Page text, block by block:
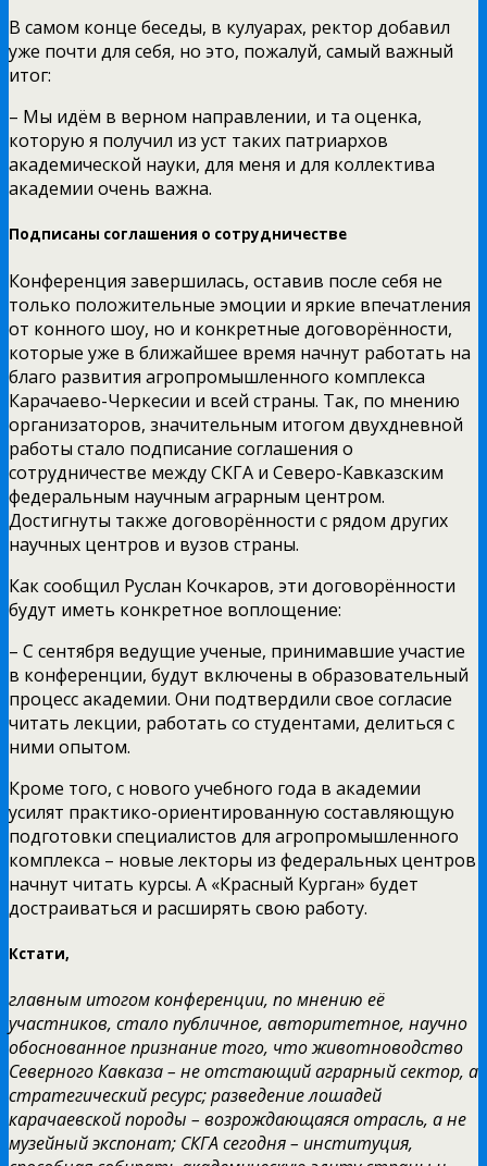
В самом конце беседы, в кулуарах, ректор добавил
уже почти для себя, но это, пожалуй, самый важный
итог:
– Мы идём в верном направлении, и та оценка,
которую я получил из уст таких патриархов
академической науки, для меня и для коллектива
академии очень важна.
Подписаны соглашения о сотрудничестве
Конференция завершилась, оставив после себя не
только положительные эмоции и яркие впечатления
от конного шоу, но и конкретные договорённости,
которые уже в ближайшее время начнут работать на
благо развития агропромышленного комплекса
Карачаево-Черкесии и всей страны. Так, по мнению
организаторов, значительным итогом двухдневной
работы стало подписание соглашения о
сотрудничестве между СКГА и Северо-Кавказским
федеральным научным аграрным центром.
Достигнуты также договорённости с рядом других
научных центров и вузов страны.
Как сообщил Руслан Кочкаров, эти договорённости
будут иметь конкретное воплощение:
– С сентября ведущие ученые, принимавшие участие
в конференции, будут включены в образовательный
процесс академии. Они подтвердили свое согласие
читать лекции, работать со студентами, делиться с
ними опытом.
Кроме того, с нового учебного года в академии
усилят практико-ориентированную составляющую
подготовки специалистов для агропромышленного
комплекса – новые лекторы из федеральных центров
начнут читать курсы. А «Красный Курган» будет
достраиваться и расширять свою работу.
Кстати,
главным итогом конференции, по мнению её
участников, стало публичное, авторитетное, научно
обоснованное признание того, что животноводство
Северного Кавказа – не отстающий аграрный сектор, а
стратегический ресурс; разведение лошадей
карачаевской породы – возрождающаяся отрасль, а не
музейный экспонат; СКГА сегодня – институция,